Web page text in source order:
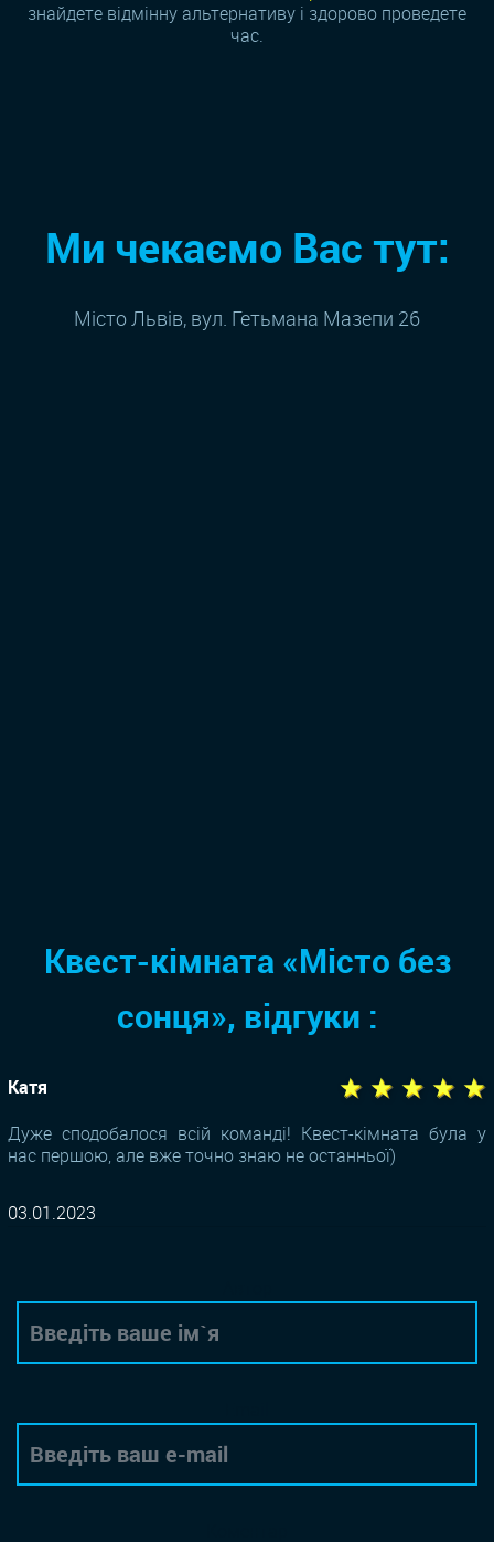
знайдете відмінну альтернативу і здорово проведете
час.
Ми чекаємо Вас тут:
Місто Львів, вул. Гетьмана Мазепи 26
Квест-кімната «Місто без
сонця», відгуки :
Катя ★ ★ ★ ★ ★
Дуже сподобалося всій команді! Квест-кімната була у
нас першою, але вже точно знаю не останньої)
03.01.2023